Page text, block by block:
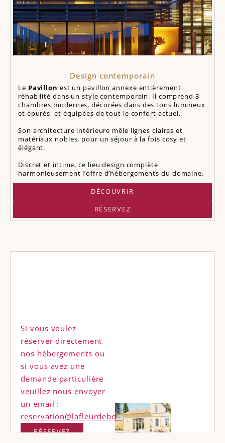
Design contemporain
Le Pavillon est un pavillon annexe entièrement
réhabilité dans un style contemporain. Il comprend 3
chambres modernes, décorées dans des tons lumineux
et épurés, et équipées de tout le confort actuel.
Son architecture intérieure mêle lignes claires et
matériaux nobles, pour un séjour à la fois cosy et
élégant.
Discret et intime, ce lieu design complète
harmonieusement l’offre d’hébergements du domaine.
DÉCOUVRIR
RÉSERVEZ
Si vous voulez
réserver directement
nos hébergements ou
si vous avez une
demande particulière
veuillez nous envoyer
un email :
reservation@lafleurdebouard.com
RÉSERVEZ